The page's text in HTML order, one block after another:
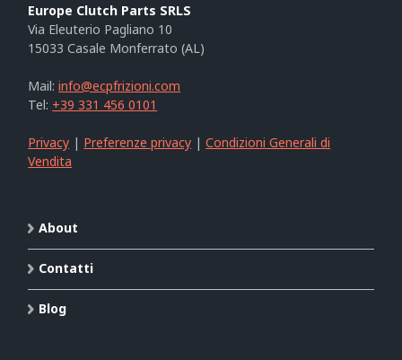
Europe Clutch Parts SRLS
Via Eleuterio Pagliano 10
15033 Casale Monferrato (AL)
Mail:info@ecpfrizioni.com
Tel: +39 331 456 0101
Privacy | Preferenze privacy |Condizioni Generali di
Vendita
About
Contatti
Blog